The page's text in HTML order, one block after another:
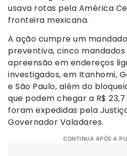
usava rotas pela América
fronteira mexicana.
A ação cumpre um
preventiva, cinco mandados
apreensão em endereços
investigados, em Itanhomi,
e São Paulo, além do
que podem chegar a R$
foram expedidas pela
Governador Valadares.
CONTINUA APÓS A